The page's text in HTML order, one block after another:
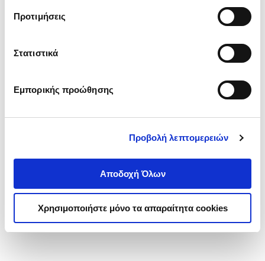
Προτιμήσεις
Στατιστικά
Εμπορικής προώθησης
Προβολή λεπτομερειών
Αποδοχή Όλων
Χρησιμοποιήστε μόνο τα απαραίτητα cookies